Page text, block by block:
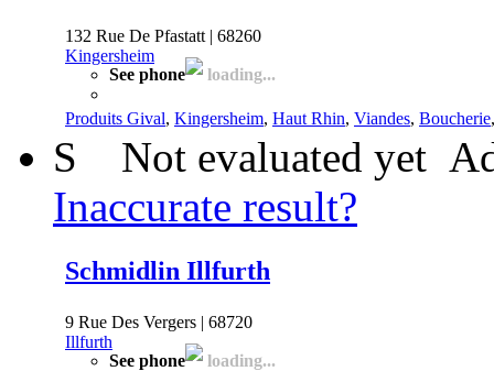
132 Rue De Pfastatt | 68260
Kingersheim
See phone
loading...
Produits Gival, Kingersheim, Haut Rhin, Viandes, Boucherie
S Not evaluated yet
Inaccurate result?
Schmidlin Illfurth
9 Rue Des Vergers | 68720
Illfurth
See phone
loading...